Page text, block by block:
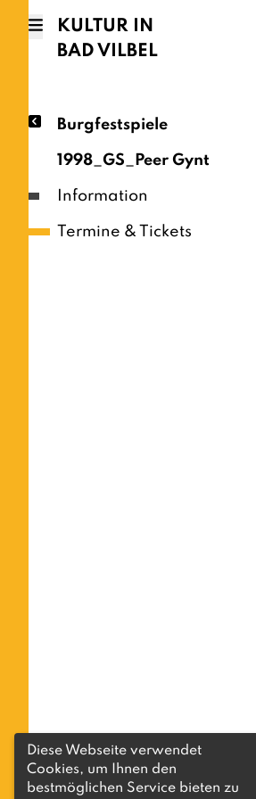
KULTUR IN
BAD VILBEL
Burgfestspiele
1998_GS_Peer Gynt
Information
Termine & Tickets
Diese Webseite verwendet
Cookies, um Ihnen den
bestmöglichen Service bieten zu